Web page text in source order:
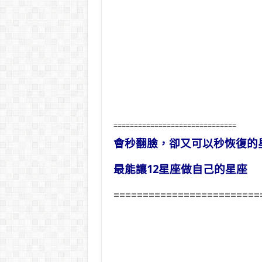
==============================
會秒翻臉，卻又可以秒恢復的
最能讓12星座做自己的星座